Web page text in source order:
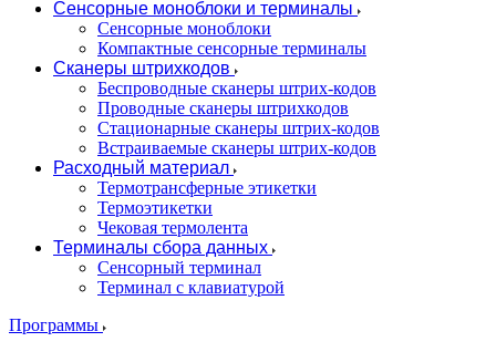
Сенсорные моноблоки и терминалы
Сенсорные моноблоки
Компактные сенсорные терминалы
Сканеры штрихкодов
Беспроводные сканеры штрих-кодов
Проводные сканеры штрихкодов
Стационарные сканеры штрих-кодов
Встраиваемые сканеры штрих-кодов
Расходный материал
Термотрансферные этикетки
Термоэтикетки
Чековая термолента
Терминалы сбора данных
Сенсорный терминал
Терминал с клавиатурой
Программы